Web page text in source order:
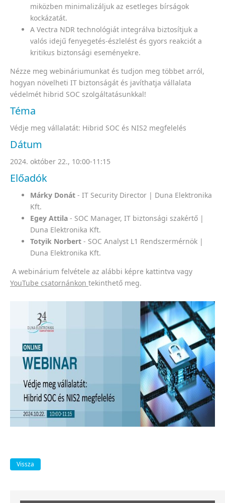
miközben minimalizáljuk az esetleges bírságok
kockázatát.
A Vectra NDR technológiát integrálva biztosítjuk a
valós idejű fenyegetés-észlelést és gyors reakciót a
kritikus biztonsági eseményekre.
Nézze meg webináriumunkat és tudjon meg többet arról,
hogyan növelheti IT biztonságát és javíthatja vállalata
védelmét hibrid SOC szolgáltatásunkkal!
Téma
Védje meg vállalatát: Hibrid SOC és NIS2 megfelelés
Dátum
2024. október 22., 10:00-11:15
Előadók
Márky Donát - IT Security Director | Duna Elektronika
Kft.
Egey Attila - SOC Manager, IT biztonsági szakértő |
Duna Elektronika Kft.
Totyik Norbert - SOC Analyst L1 Rendszermérnök |
Duna Elektronika Kft.
A webinárium felvétele az alábbi képre kattintva vagy
YouTube csatornánkon tekinthető meg.
Vissza